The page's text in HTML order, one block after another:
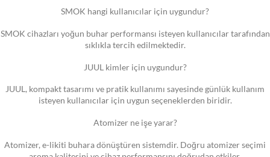
SMOK hangi kullanıcılar için uygundur?
SMOK cihazları yoğun buhar performansı isteyen kullanıcılar tarafından
sıklıkla tercih edilmektedir.
JUUL kimler için uygundur?
JUUL, kompakt tasarımı ve pratik kullanımı sayesinde günlük kullanım
isteyen kullanıcılar için uygun seçeneklerden biridir.
Atomizer ne işe yarar?
Atomizer, e-likiti buhara dönüştüren sistemdir. Doğru atomizer seçimi